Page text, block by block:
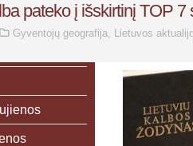
pateko į išskirtinį TOP
Gyventojų geografija, Lietuvos